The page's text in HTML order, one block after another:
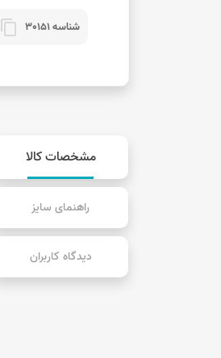
شناسه 30151 content_copy
مشخصات کالا
راهنمای سایز
دیدگاه کاربران